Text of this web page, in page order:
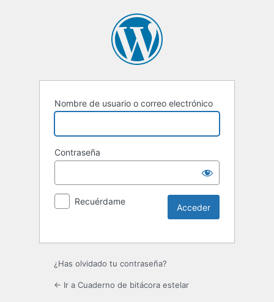
Nombre de usuario o correo electrónico
Contraseña
Recuérdame
¿Has olvidado tu contraseña?
← Ir a Cuaderno de bitácora estelar